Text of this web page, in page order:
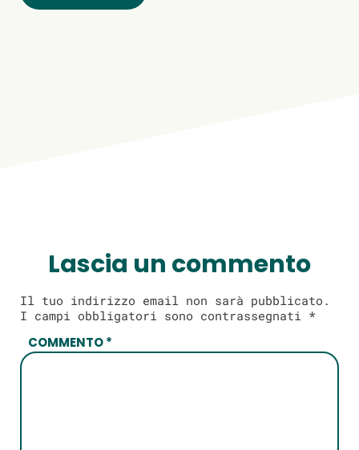
Lascia un commento
Il tuo indirizzo email non sarà pubblicato.
I campi obbligatori sono contrassegnati *
COMMENTO*